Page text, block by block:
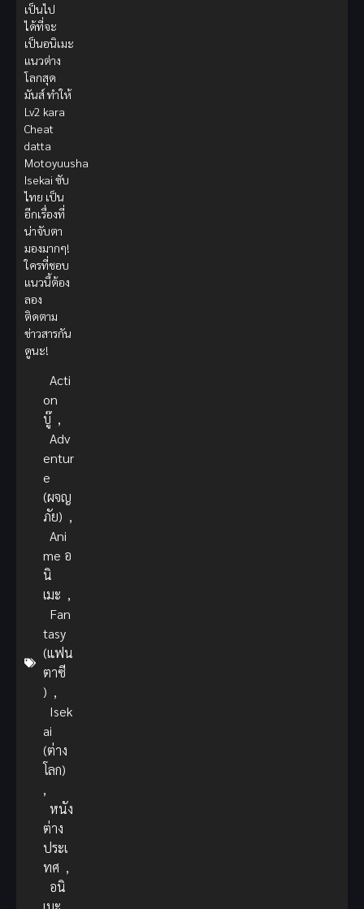
เป็นไป
ได้ที่จะ
เป็นอนิเมะ
แนวต่าง
โลกสุด
มันส์ ทำให้
Lv2 kara
Cheat
datta
Motoyuusha
Isekai ซับ
ไทย เป็น
อีกเรื่องที่
น่าจับตา
มองมากๆ!
ใครที่ชอบ
แนวนี้ต้อง
ลอง
ติดตาม
ข่าวสารกัน
ดูนะ!
Acti
on
บู๊ ,
Adv
entur
e
(ผจญ
ภัย) ,
Ani
me อ
นิ
เมะ ,
Fan
tasy
(แฟน
ตาซี
) ,
Isek
ai
(ต่าง
โลก)
,
หนัง
ต่าง
ประเ
ทศ ,
อนิ